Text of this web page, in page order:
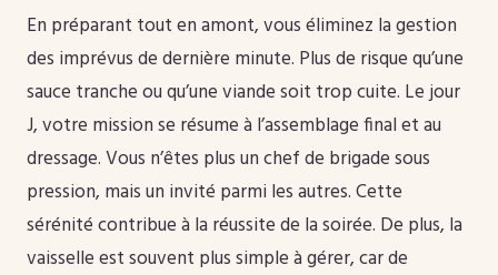
En préparant tout en amont, vous éliminez la gestion
des imprévus de dernière minute. Plus de risque qu’une
sauce tranche ou qu’une viande soit trop cuite. Le jour
J, votre mission se résume à l’assemblage final et au
dressage. Vous n’êtes plus un chef de brigade sous
pression, mais un invité parmi les autres. Cette
sérénité contribue à la réussite de la soirée. De plus, la
vaisselle est souvent plus simple à gérer, car de